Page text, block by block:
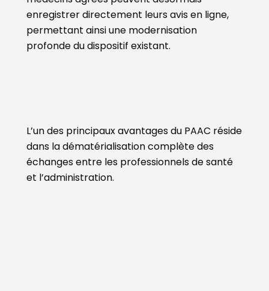
enregistrer directement leurs avis en ligne,
permettant ainsi une modernisation
profonde du dispositif existant.
L’un des principaux avantages du PAAC réside
dans la dématérialisation complète des
échanges entre les professionnels de santé
et l’administration.